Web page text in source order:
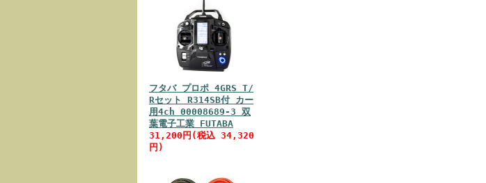
フタバ プロポ 4GRS T/
Rセット R314SB付 カー
用4ch 00008689-3 双
葉電子工業 FUTABA
31,200円(税込 34,320
円)